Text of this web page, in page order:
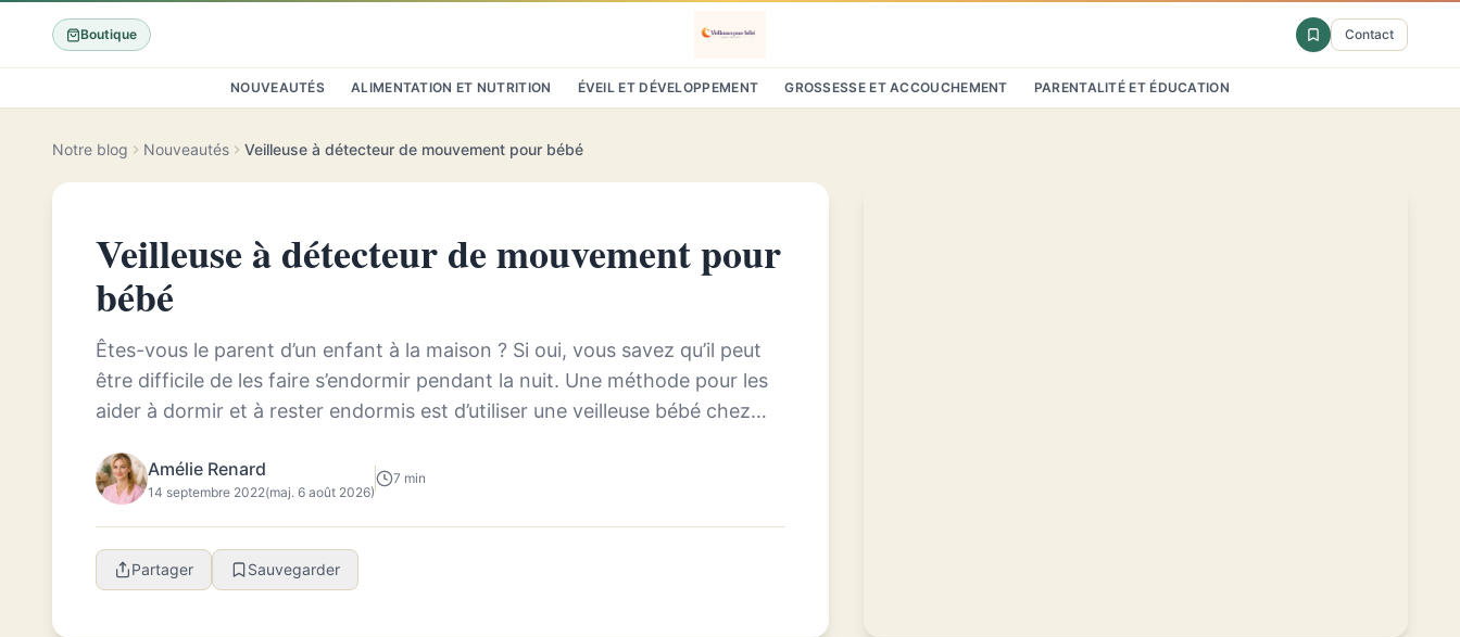
Boutique Contact
NOUVEAUTÉS ALIMENTATION ET NUTRITION ÉVEIL ET DÉVELOPPEMENT GROSSESSE ET ACCOUCHEMENT PARENTALITÉ ET ÉDUCATION
Notre blog Nouveautés Veilleuse à détecteur de mouvement pour bébé
Veilleuse à détecteur de mouvement pour
bébé
Êtes-vous le parent d’un enfant à la maison ? Si oui, vous savez qu’il peut
être difficile de les faire s’endormir pendant la nuit. Une méthode pour les
aider à dormir et à rester endormis est d’utiliser une veilleuse bébé chez
Amélie Renard
14 septembre 2022(maj. 6 août 2026)
7 min
Partager Sauvegarder